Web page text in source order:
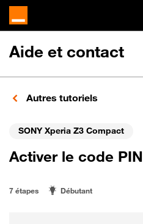
Aide et contact
Autres tutoriels
SONY Xperia Z3 Compact
Activer le code PIN
7 étapes Débutant